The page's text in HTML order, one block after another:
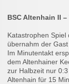
BSC Altenhain II
Katastrophen Spiel
übernahm der
Im Minutentakt
dem Altenhainer
zur Halbzeit nur
Altenhain für 15